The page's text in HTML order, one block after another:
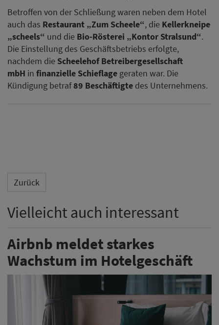
Betroffen von der Schließung waren neben dem Hotel
auch das Restaurant „Zum Scheele“, die Kellerkneipe
„scheels“ und die Bio-Rösterei „Kontor Stralsund“.
Die Einstellung des Geschäftsbetriebs erfolgte,
nachdem die Scheelehof Betreibergesellschaft
mbH in finanzielle Schieflage geraten war. Die
Kündigung betraf89 Beschäftigte des Unternehmens.
Zurück
Vielleicht auch interessant
Airbnb meldet starkes
Wachstum im Hotelgeschäft